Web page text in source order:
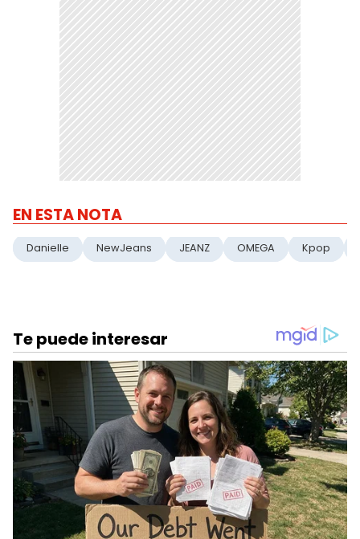
EN ESTA NOTA
Danielle NewJeans JEANZ OMEGA Kpop